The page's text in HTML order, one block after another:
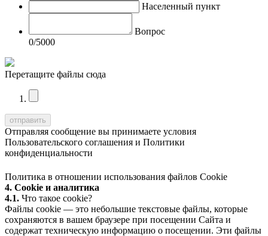
Населенный пункт
Вопрос
0/5000
Перетащите файлы сюда
Отправляя сообщение вы принимаете условия
Пользовательского соглашения и Политики
конфиденциальности
Политика в отношении использования файлов Cookie
4. Cookie и аналитика
4.1. Что такое cookie?
Файлы cookie — это небольшие текстовые файлы, которые
сохраняются в вашем браузере при посещении Сайта и
содержат техническую информацию о посещении. Эти файлы